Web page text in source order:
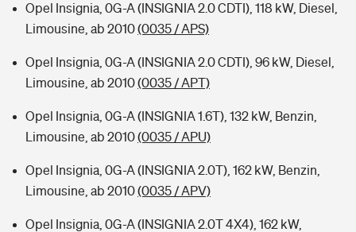
Opel Insignia, 0G-A (INSIGNIA 2.0 CDTI), 118 kW, Diesel,
Limousine, ab 2010(0035 / APS)
Opel Insignia, 0G-A (INSIGNIA 2.0 CDTI), 96 kW, Diesel,
Limousine, ab 2010(0035 / APT)
Opel Insignia, 0G-A (INSIGNIA 1.6T), 132 kW, Benzin,
Limousine, ab 2010(0035 / APU)
Opel Insignia, 0G-A (INSIGNIA 2.0T), 162 kW, Benzin,
Limousine, ab 2010(0035 / APV)
Opel Insignia, 0G-A (INSIGNIA 2.0T 4X4), 162 kW,